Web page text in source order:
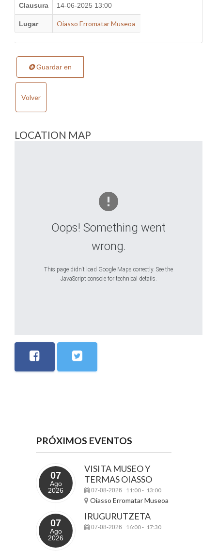
Clausura 14-06-2025 13:00
Lugar Oiasso Erromatar Museoa
Guardar en
Volver
LOCATION MAP
Oops! Something went
wrong.
This page didn't load Google Maps correctly. See the
JavaScript console for technical details.
PRÓXIMOS EVENTOS
07
Ago
2026
VISITA MUSEO Y
TERMAS OIASSO
07-08-2026 11:00- 13:00
Oiasso Erromatar Museoa
07
Ago
2026
IRUGURUTZETA
07-08-2026 16:00- 17:30